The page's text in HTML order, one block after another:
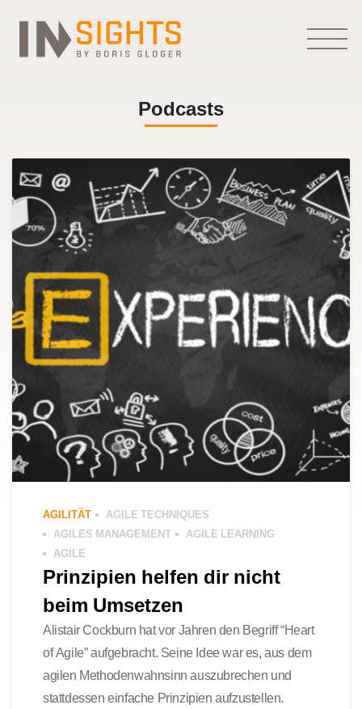
Podcasts
AGILITÄT
AGILE TECHNIQUES
AGILES MANAGEMENT
AGILE LEARNING
AGILE
Prinzipien helfen dir nicht
beim Umsetzen
Alistair Cockburn hat vor Jahren den Begriff “Heart
of Agile” aufgebracht. Seine Idee war es, aus dem
agilen Methodenwahnsinn auszubrechen und
stattdessen einfache Prinzipien aufzustellen.